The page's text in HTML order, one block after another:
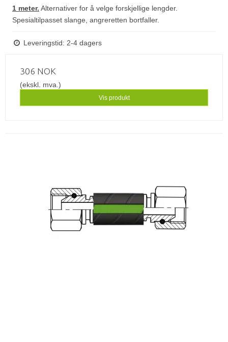
1 meter. Alternativer for å velge forskjellige lengder.
Spesialtilpasset slange, angreretten bortfaller.
Leveringstid: 2-4 dagers
306 NOK
(ekskl. mva.)
Vis produkt